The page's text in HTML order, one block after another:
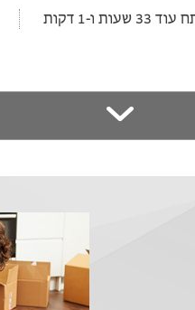
33 שעות ‫ו-1 דקות